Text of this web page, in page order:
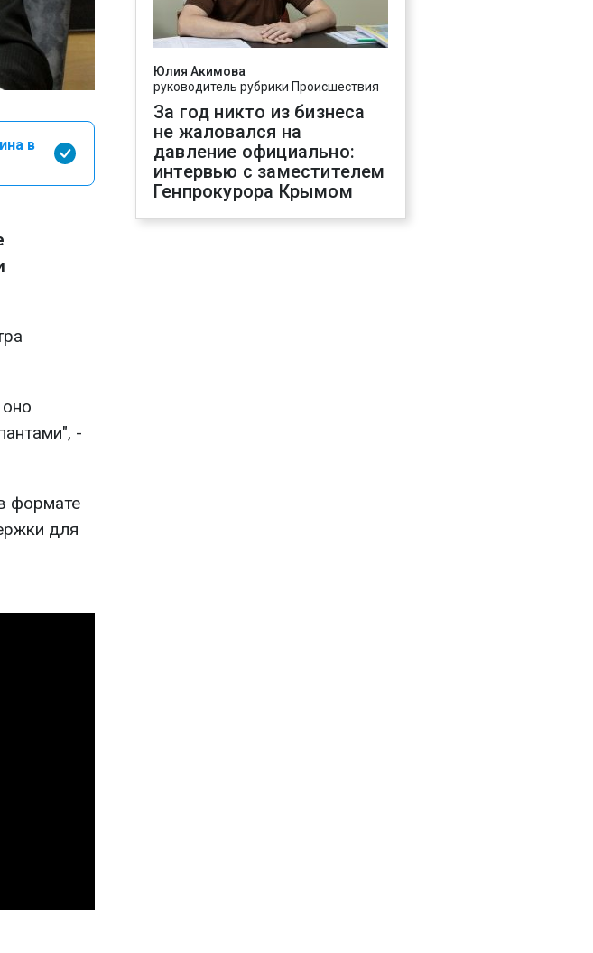
в
-
формате
для
Юлия Акимова
руководитель рубрики Происшествия
За год никто из бизнеса
не жаловался на
давление официально:
интервью с заместителем
Генпрокурора Крымом